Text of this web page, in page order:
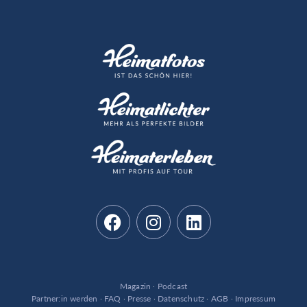
Magazin · Podcast
Partner:in werden · FAQ · Presse · Datenschutz · AGB · Impressum